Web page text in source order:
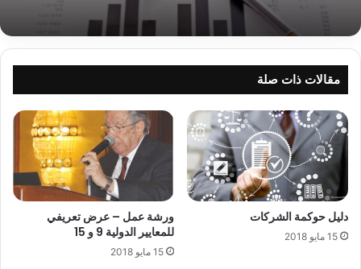
مقالات ذات صلة
دليل حوكمة الشركات
15 مايو 2018
ورشة عمل – عرض تعريفي
للمعايير الدولية 9 و 15
15 مايو 2018